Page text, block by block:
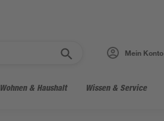
Mein Konto
Wohnen & Haushalt Wissen & Service